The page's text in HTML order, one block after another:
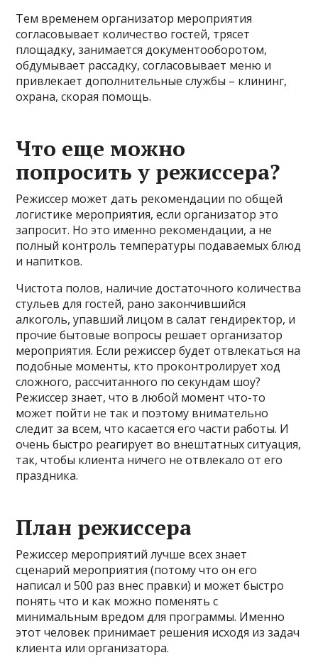
Тем временем организатор мероприятия
согласовывает количество гостей, трясет
площадку, занимается документооборотом,
обдумывает рассадку, согласовывает меню и
привлекает дополнительные службы – клининг,
охрана, скорая помощь.
Что еще можно
попросить у режиссера?
Режиссер может дать рекомендации по общей
логистике мероприятия, если организатор это
запросит. Но это именно рекомендации, а не
полный контроль температуры подаваемых блюд
и напитков.
Чистота полов, наличие достаточного количества
стульев для гостей, рано закончившийся
алкоголь, упавший лицом в салат гендиректор, и
прочие бытовые вопросы решает организатор
мероприятия. Если режиссер будет отвлекаться на
подобные моменты, кто проконтролирует ход
сложного, рассчитанного по секундам шоу?
Режиссер знает, что в любой момент что-то
может пойти не так и поэтому внимательно
следит за всем, что касается его части работы. И
очень быстро реагирует во внештатных ситуация,
так, чтобы клиента ничего не отвлекало от его
праздника.
План режиссера
Режиссер мероприятий лучше всех знает
сценарий мероприятия (потому что он его
написал и 500 раз внес правки) и может быстро
понять что и как можно поменять с
минимальным вредом для программы. Именно
этот человек принимает решения исходя из задач
клиента или организатора.